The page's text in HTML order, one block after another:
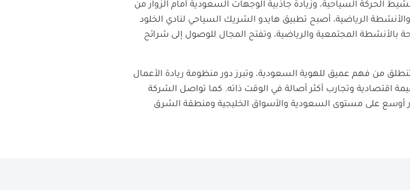
الحركة السياحية، وزيادة جاذبية الوجهات السعودية أمام الزوار من
الرياضية، أصبح تطبيق هايدو الشريك السياحي لنادي الخلود
المجتمعية والرياضية، وتفتح المجال للوصول إلى شرائح
من فهم عميق للهوية السعودية، وتبرز دور منظومة ريادة الأعمال
اقتصادية وتجارب أكثر أصالة في الوقت ذاته. كما تواصل الشركة
أوسع على مستوى السعودية والأسواق الخليجية ومنطقة الشرق